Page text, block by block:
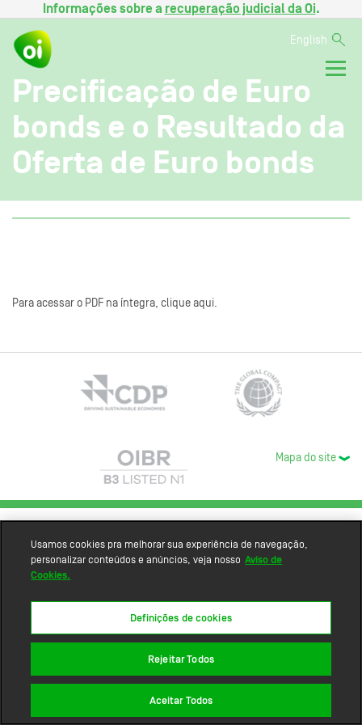
Informações sobre a recuperação judicial da Oi.
English
Precificação de Euro
bonds e o Resultado da
Oferta de Euro bonds
Para acessar o PDF na íntegra, clique aqui.
Mapa do site
Usamos cookies pra melhorar sua experiência de navegação,
personalizar conteúdos e anúncios, veja nosso Aviso de
Cookies.
Definições de cookies
Rejeitar Todos
Aceitar Todos